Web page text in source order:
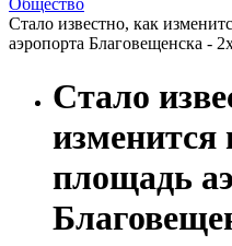
Общество
Стало известно, как
аэропорта Благовещенска -
Стало
изменится
площадь